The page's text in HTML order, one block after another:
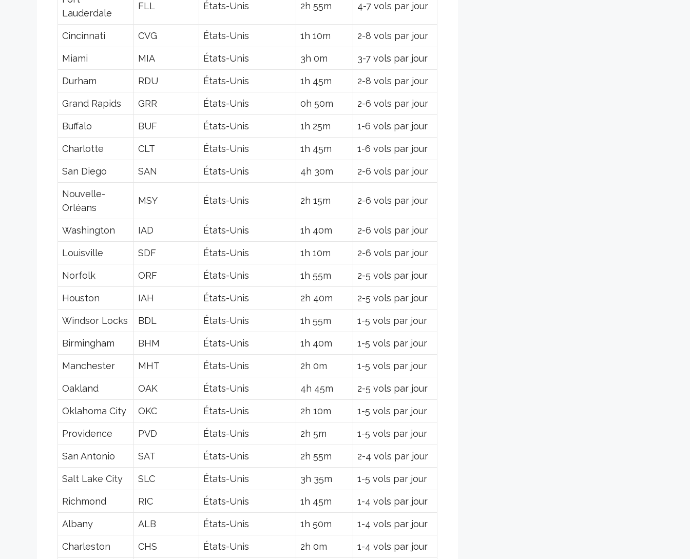
Lauderdale
FLL États-Unis 2h 55m 4-7 vols par jour
Cincinnati CVG États-Unis 1h 10m 2-8 vols par jour
Miami MIA États-Unis 3h 0m 3-7 vols par jour
Durham RDU États-Unis 1h 45m 2-8 vols par jour
Grand Rapids GRR États-Unis 0h 50m 2-6 vols par jour
Buffalo BUF États-Unis 1h 25m 1-6 vols par jour
Charlotte CLT États-Unis 1h 45m 1-6 vols par jour
San Diego SAN États-Unis 4h 30m 2-6 vols par jour
Nouvelle-
Orléans
MSY États-Unis 2h 15m 2-6 vols par jour
Washington IAD États-Unis 1h 40m 2-6 vols par jour
Louisville SDF États-Unis 1h 10m 2-6 vols par jour
Norfolk ORF États-Unis 1h 55m 2-5 vols par jour
Houston IAH États-Unis 2h 40m 2-5 vols par jour
Windsor Locks BDL États-Unis 1h 55m 1-5 vols par jour
Birmingham BHM États-Unis 1h 40m 1-5 vols par jour
Manchester MHT États-Unis 2h 0m 1-5 vols par jour
Oakland OAK États-Unis 4h 45m 2-5 vols par jour
Oklahoma City OKC États-Unis 2h 10m 1-5 vols par jour
Providence PVD États-Unis 2h 5m 1-5 vols par jour
San Antonio SAT États-Unis 2h 55m 2-4 vols par jour
Salt Lake City SLC États-Unis 3h 35m 1-5 vols par jour
Richmond RIC États-Unis 1h 45m 1-4 vols par jour
Albany ALB États-Unis 1h 50m 1-4 vols par jour
Charleston CHS États-Unis 2h 0m 1-4 vols par jour